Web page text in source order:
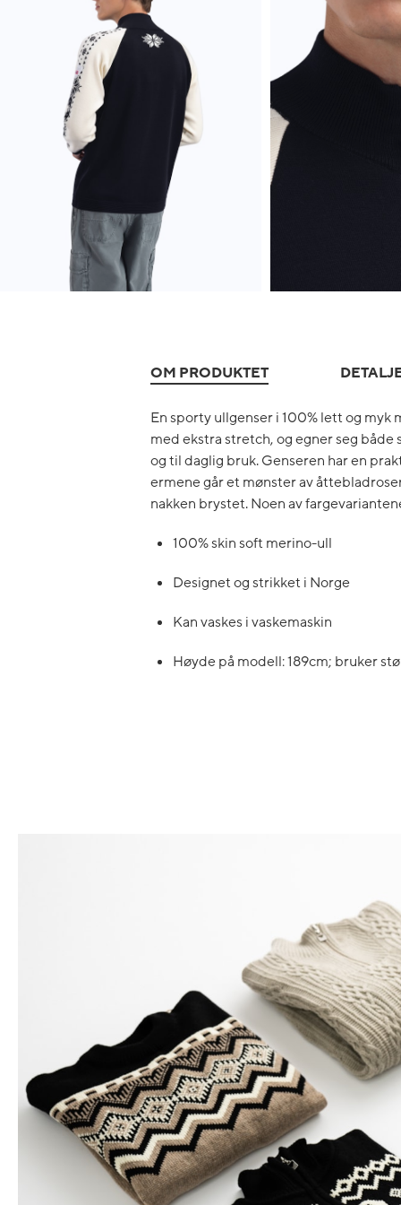
OM PRODUKTET
En sporty ullgenser i 100% lett og
med ekstra stretch, og egner seg
og til daglig bruk. Genseren har en
ermene går et mønster av
nakken brystet. Noen av
100% skin soft merino-ull
Designet og strikket i Norge
Kan vaskes i vaskemaskin
Høyde på modell: 189cm; bruker